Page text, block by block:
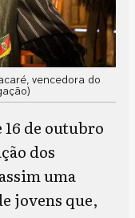
vencedora do
de outubro
dos
uma
jovens que,